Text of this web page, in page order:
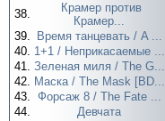
38.
Крамер против
Крамер...
39.
Время танцевать / A ...
40. 1+1 / Неприкасаемые ...
41. Зеленая миля / The G...
42. Маска / The Mask [BD...
43. Форсаж 8 / The Fate ...
44.
Девчата